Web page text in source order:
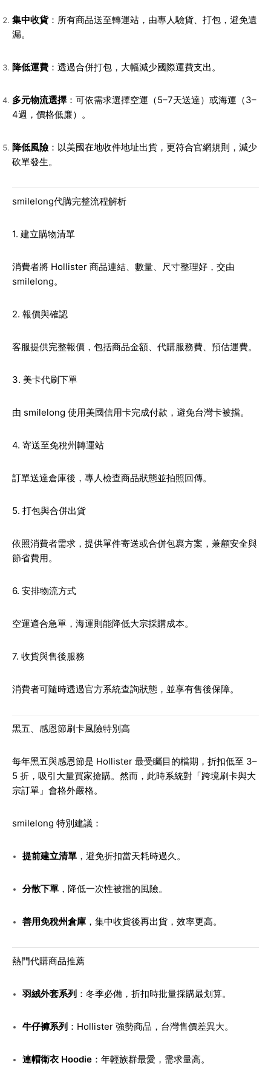
集中收貨：所有商品送至轉運站，由專人驗貨、打包，避免遺
漏。
降低運費 ：透過合併打包，大幅減少國際運費支出。
多元物流選擇 ：可依需求選擇空運（5–7天送達）或海運（3–
4週，價格低廉）。
降低風險：以美國在地收件地址出貨，更符合官網規則，減少
砍單發生。
smilelong代購完整流程解析
1. 建立購物清單
消費者將 Hollister 商品連結、數量、尺寸整理好，交由
smilelong。
2. 報價與確認
客服提供完整報價，包括商品金額、代購服務費、預估運費。
3. 美卡代刷下單
由 smilelong 使用美國信用卡完成付款，避免台灣卡被擋。
4. 寄送至免稅州轉運站
訂單送達倉庫後，專人檢查商品狀態並拍照回傳。
5. 打包與合併出貨
依照消費者需求，提供單件寄送或合併包裹方案，兼顧安全與
節省費用。
6. 安排物流方式
空運適合急單，海運則能降低大宗採購成本。
7. 收貨與售後服務
消費者可隨時透過官方系統查詢狀態，並享有售後保障。
黑五、感恩節刷卡風險特別高
每年黑五與感恩節是 Hollister 最受矚目的檔期，折扣低至 3–
5 折，吸引大量買家搶購。然而，此時系統對「跨境刷卡與大
宗訂單」會格外嚴格。
smilelong 特別建議：
提前建立清單，避免折扣當天耗時過久。
分散下單，降低一次性被擋的風險。
善用免稅州倉庫，集中收貨後再出貨，效率更高。
熱門代購商品推薦
羽絨外套系列：冬季必備，折扣時批量採購最划算。
牛仔褲系列：Hollister 強勢商品，台灣售價差異大。
連帽衛衣 Hoodie：年輕族群最愛，需求量高。